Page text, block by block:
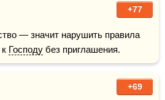
+77
— значит нарушить правила
Господу без приглашения.
+69